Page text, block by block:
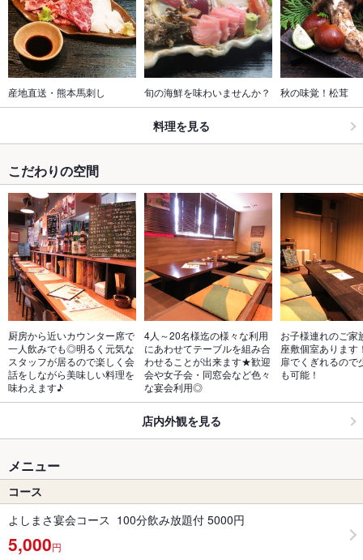
産地直送・熊本馬刺し 旬の海鮮を味わいませんか？ 秋の味覚！松茸
料理を見る
こだわりの空間
厨房から近いカウンター席で
一人飲みでも◎明るく元気な
スタッフが居るので楽しく会
話をしながら美味しい料理を
味わえます♪
4人～20名様迄の様々な利用
にあわせてテーブルを組み合
わせることが出来ます★歓迎
会や女子会・同窓会など色々
な宴会利用◎
お子様連れのご家
座敷個室あります
扉でくぎれるので
も可能！
店内外観を見る
メニュー
コース
よしまさ宴会コース 100分飲み放題付 5000円
5,000円